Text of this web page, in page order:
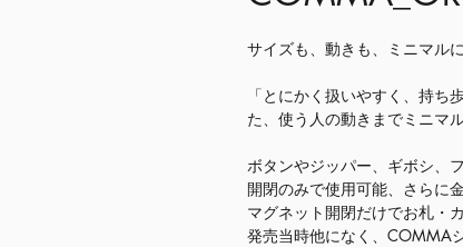
サイズも、動きも、ミニマルに
「とにかく扱いやすく、持ち
た、使う人の動きまでミニマ
ボタンやジッパー、ギボシ、
開閉のみで使用可能、さらに
マグネット開閉だけでお札・
発売当時他になく、COMMA